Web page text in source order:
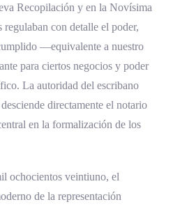
Recopilación y en la Novísima
con detalle el poder,
—equivalente a nuestro
para ciertos negocios y poder
La autoridad del escribano
directamente el notario
en la formalización de los
ochocientos veintiuno, el
de la representación